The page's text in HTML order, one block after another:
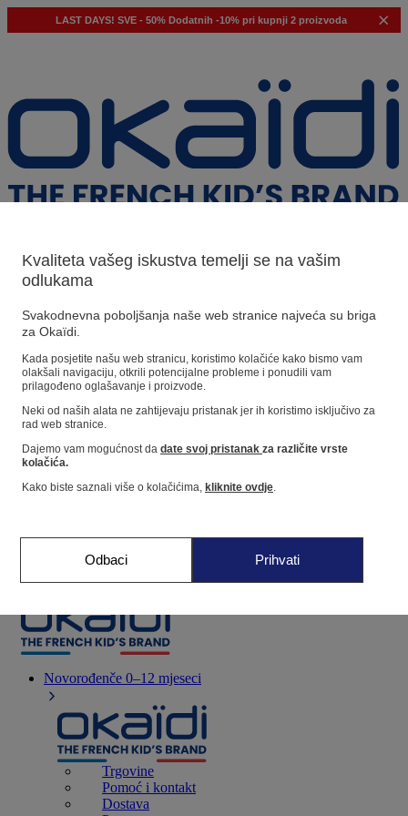
LAST DAYS! SVE - 50% Dodatnih -10% pri kupnji 2 proizvoda
Naši prijedlozi
Predloženi proizvodi
Pogledajte sve proizvode
Dućan
Novorođenče 0–12 mjeseci
Trgovine
Pomoć i kontakt
Dostava
Kvaliteta vašeg iskustva temelji se na vašim
odlukama
Svakodnevna poboljšanja naše web stranice najveća su briga
za Okaïdi.
Kada posjetite našu web stranicu, koristimo kolačiće kako bismo vam
olakšali navigaciju, otkrili potencijalne probleme i ponudili vam
prilagođeno oglašavanje i proizvode.
Neki od naših alata ne zahtijevaju pristanak jer ih koristimo isključivo za
rad web stranice.
Dajemo vam mogućnost da date svoj pristanak za različite vrste
kolačića.
Kako biste saznali više o kolačićima, kliknite ovdje.
Odbaci Prihvati